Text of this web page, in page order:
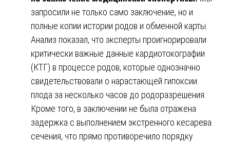
запросили не только само заключение, но и
полные копии истории родов и обменной карты.
Анализ показал, что эксперты проигнорировали
критически важные данные кардиотокографии
(КТГ) в процессе родов, которые однозначно
свидетельствовали о нарастающей гипоксии
плода за несколько часов до родоразрешения.
Кроме того, в заключении не была отражена
задержка с выполнением экстренного кесарева
сечения, что прямо противоречило порядку